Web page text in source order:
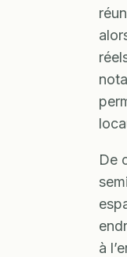
De
à